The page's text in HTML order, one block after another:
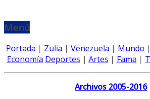
Menú
Portada | Zulia | Venezuela | Mundo |
Economía Deportes | Artes | Fama |
Archivos 2005-2016